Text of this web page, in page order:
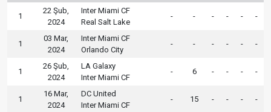
1
22 Şub,
2024
Inter Miami CF
Real Salt Lake
- - - - - -
1
03 Mar,
2024
Inter Miami CF
Orlando City
- - - - - -
1
26 Şub,
2024
LA Galaxy
Inter Miami CF
- 6 - - - -
1
16 Mar,
2024
DC United
Inter Miami CF
- 15 - - - -